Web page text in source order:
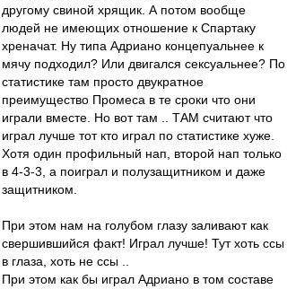
другому свиной хрящик. А потом вообще
людей не имеющих отношение к Спартаку
хреначат. Ну типа Адриано концепуальнее к
мячу подходил? Или двигался сексуальнее? По
статистике там просто двукратное
преимущество Промеса в те сроки что они
играли вместе. Но вот там .. ТАМ считают что
играл лучше тот кто играл по статистике хуже.
Хотя один профильный нап, второй нап только
в 4-3-3, а поиграл и полузащитником и даже
защитником.
При этом нам на голубом глазу заливают как
свершившийся факт! Играл лучше! Тут хоть ссы
в глаза, хоть не ссы ..
При этом как бы играл Адриано в том составе